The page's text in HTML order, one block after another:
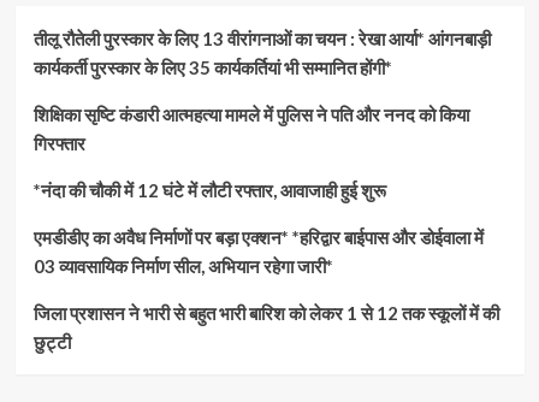
तीलू रौतेली पुरस्कार के लिए 13 वीरांगनाओं का चयन : रेखा आर्या* आंगनबाड़ी
कार्यकर्ती पुरस्कार के लिए 35 कार्यकर्तियां भी सम्मानित होंगी*
शिक्षिका सृष्टि कंडारी आत्महत्या मामले में पुलिस ने पति और ननद को किया
गिरफ्तार
*नंदा की चौकी में 12 घंटे में लौटी रफ्तार, आवाजाही हुई शुरू
एमडीडीए का अवैध निर्माणों पर बड़ा एक्शन* *हरिद्वार बाईपास और डोईवाला में
03 व्यावसायिक निर्माण सील, अभियान रहेगा जारी*
जिला प्रशासन ने भारी से बहुत भारी बारिश को लेकर 1 से 12 तक स्कूलों में की
छुट्टी